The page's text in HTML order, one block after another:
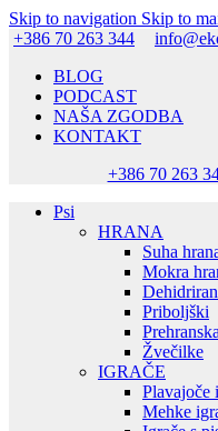
Skip to navigation Skip to
+386 70 263 344
BLOG
PODCAST
NAŠA ZGODBA
KONTAKT
+386 70 263
Psi
HRANA
Suha
Mokra
Priboljški
Žvečilke
IGRAČE
Plavajoče
Mehke